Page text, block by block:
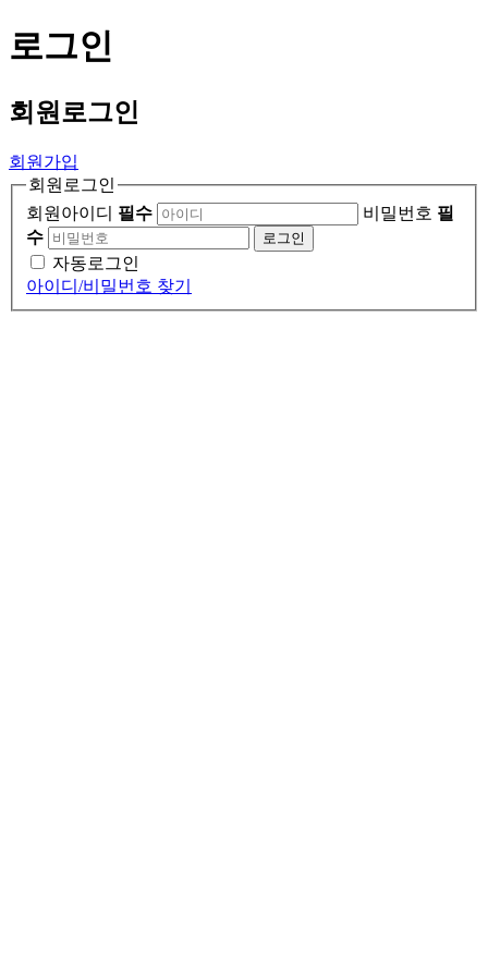
로그인
회원 로그인
회원가입
회원로그인
회원아이디 필수 비밀번호 필
수
로그인
자동로그인
아이디/비밀번호 찾기